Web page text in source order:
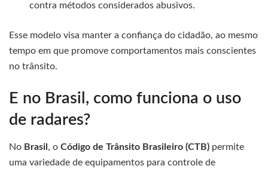
contra métodos considerados abusivos.
Esse modelo visa manter a confiança do cidadão, ao mesmo
tempo em que promove comportamentos mais conscientes
no trânsito.
E no Brasil, como funciona o uso
de radares?
No Brasil , o Código de Trânsito Brasileiro (CTB) permite
uma variedade de equipamentos para controle de